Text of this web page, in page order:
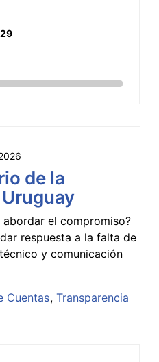
de la
el compromiso?
respuesta a la falta de
y comunicación
Cuentas Transparencia